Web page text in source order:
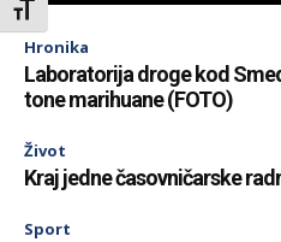
Toggle Font size
Hronika
Laboratorija droge kod
tone marihuane (FOTO)
Život
Kraj jedne časovničarske
Sport